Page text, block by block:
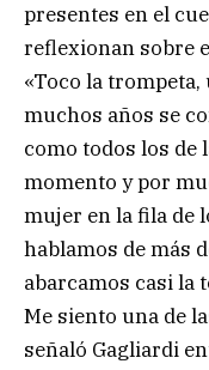
presentes en el
reflexionan sobre
«Toco la
muchos años se
como todos los de
momento y por
mujer en la fila de
hablamos de más
abarcamos casi la
Me siento una de
señaló Gagliardi